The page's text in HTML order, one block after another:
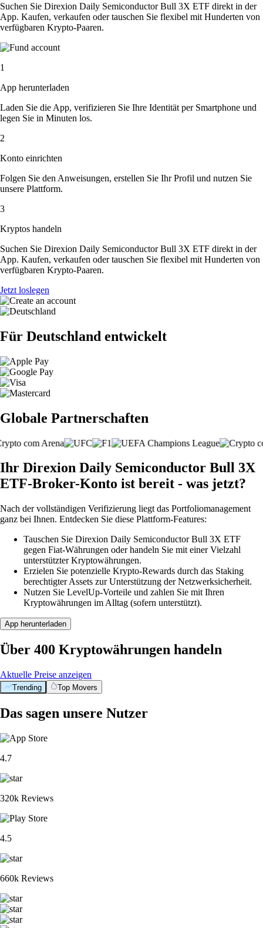
Suchen Sie Direxion Daily Semiconductor Bull 3X ETF direkt in der
App. Kaufen, verkaufen oder tauschen Sie flexibel mit Hunderten von
verfügbaren Krypto-Paaren.
1
App herunterladen
Laden Sie die App, verifizieren Sie Ihre Identität per Smartphone und
legen Sie in Minuten los.
2
Konto einrichten
Folgen Sie den Anweisungen, erstellen Sie Ihr Profil und nutzen Sie
unsere Plattform.
3
Kryptos handeln
Suchen Sie Direxion Daily Semiconductor Bull 3X ETF direkt in der
App. Kaufen, verkaufen oder tauschen Sie flexibel mit Hunderten von
verfügbaren Krypto-Paaren.
Jetzt loslegen
Für Deutschland entwickelt
Globale Partnerschaften
Ihr Direxion Daily Semiconductor Bull 3X
ETF-Broker-Konto ist bereit - was jetzt?
Nach der vollständigen Verifizierung liegt das Portfoliomanagement
ganz bei Ihnen. Entdecken Sie diese Plattform-Features:
Tauschen Sie Direxion Daily Semiconductor Bull 3X ETF
gegen Fiat-Währungen oder handeln Sie mit einer Vielzahl
unterstützter Kryptowährungen.
Erzielen Sie potenzielle Krypto-Rewards durch das Staking
berechtigter Assets zur Unterstützung der Netzwerksicherheit.
Nutzen Sie LevelUp-Vorteile und zahlen Sie mit Ihren
Kryptowährungen im Alltag (sofern unterstützt).
App herunterladen
Über 400 Kryptowährungen handeln
Aktuelle Preise anzeigen
Trending Top Movers
Das sagen unsere Nutzer
4.7
320k Reviews
4.5
660k Reviews